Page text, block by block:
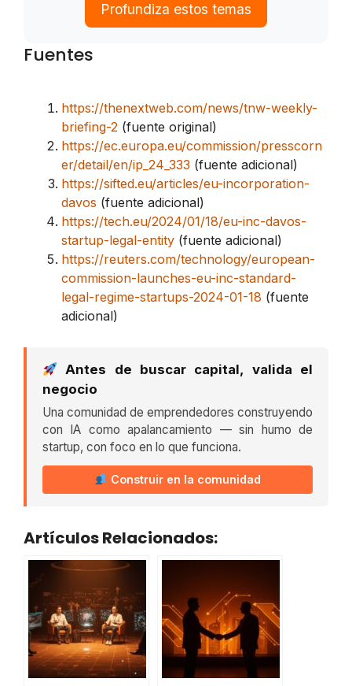
Profundiza estos temas
Fuentes
https://thenextweb.com/news/tnw-weekly-
briefing-2 (fuente original)
https://ec.europa.eu/commission/presscorn
er/detail/en/ip_24_333 (fuente adicional)
https://sifted.eu/articles/eu-incorporation-
davos (fuente adicional)
https://tech.eu/2024/01/18/eu-inc-davos-
startup-legal-entity (fuente adicional)
https://reuters.com/technology/european-
commission-launches-eu-inc-standard-
legal-regime-startups-2024-01-18 (fuente
adicional)
Antes de buscar capital, valida el
negocio
Una comunidad de emprendedores construyendo
con IA como apalancamiento — sin humo de
startup, con foco en lo que funciona.
Construir en la comunidad
Artículos Relacionados: